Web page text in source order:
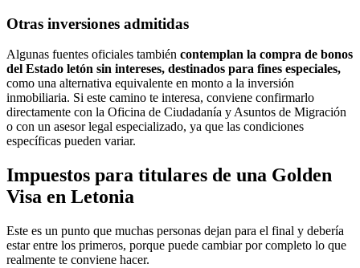
Otras inversiones admitidas
Algunas fuentes oficiales también contemplan la compra de bonos
del Estado letón sin intereses, destinados para fines especiales,
como una alternativa equivalente en monto a la inversión
inmobiliaria. Si este camino te interesa, conviene confirmarlo
directamente con la Oficina de Ciudadanía y Asuntos de Migración
o con un asesor legal especializado, ya que las condiciones
específicas pueden variar.
Impuestos para titulares de una Golden
Visa en Letonia
Este es un punto que muchas personas dejan para el final y debería
estar entre los primeros, porque puede cambiar por completo lo que
realmente te conviene hacer.